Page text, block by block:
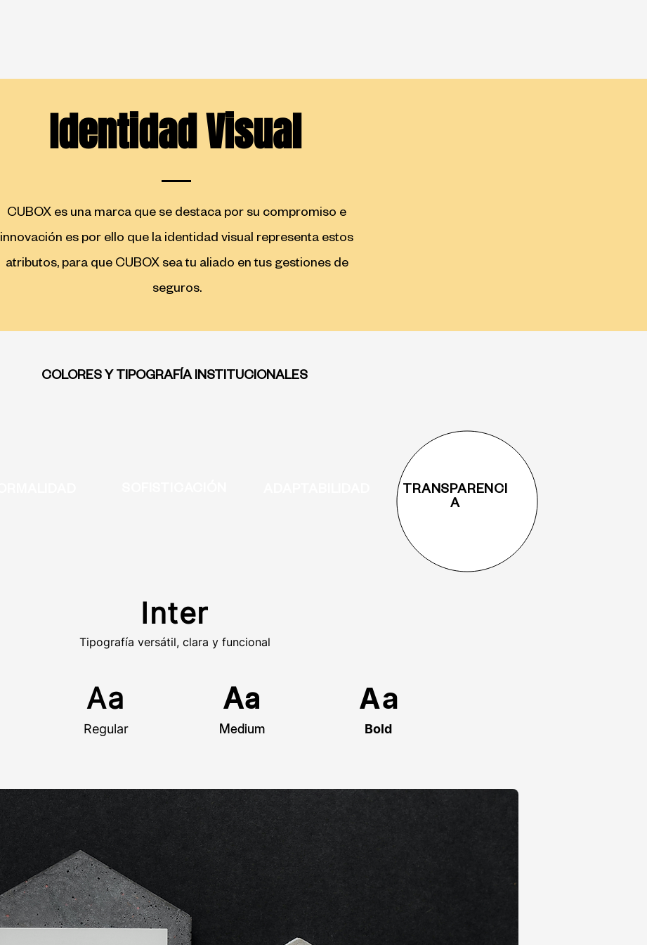
Identidad Visual
CUBOX es una marca que se destaca por su compromiso e
innovación es por ello que la identidad visual representa estos
atributos, para que CUBOX sea tu aliado en tus gestiones de
seguros.
COLORES Y TIPOGRAFÍA INSTITUCIONALES
TRANSPARENCI
A
Inter
Tipografía versátil, clara y funcional
Aa
Regular
Aa
Medium
Aa
Bold